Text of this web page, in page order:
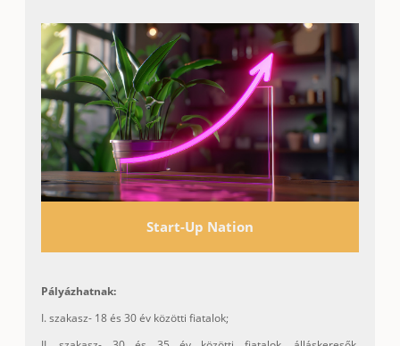
Start-Up Nation
Pályázhatnak:
I. szakasz- 18 és 30 év közötti fiatalok;